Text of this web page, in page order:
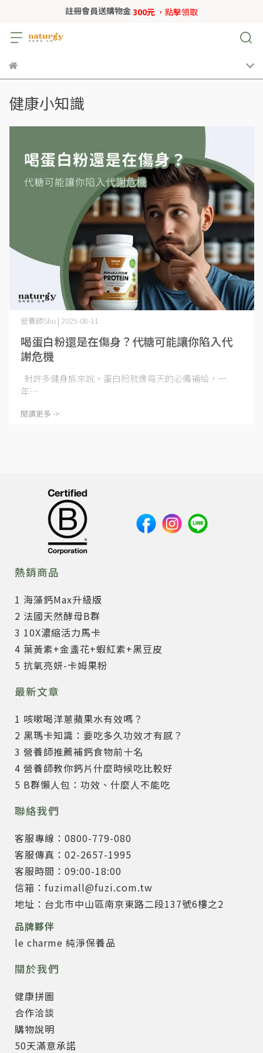
註冊會員送購物金300元 ，點擊領取
健康小知識
喝蛋白粉還是在傷身？代糖可能讓你陷入代
謝危機
營養師Shu | 2025-08-11
對許多健身族來說，蛋白粉就像每天的必備補給，一
年⋯
閱讀更多 ->
熱銷商品
1 海藻鈣Max升級版
2 法國天然酵母B群
3 10X濃縮活力馬卡
4 葉黃素+金盞花+蝦紅素+黑豆皮
5 抗氧亮妍-卡姆果粉
最新文章
1 咳嗽喝洋蔥蘋果水有效嗎？
2 黑瑪卡知識：要吃多久功效才有感？
3 營養師推薦補鈣食物前十名
4 營養師教你鈣片什麼時候吃比較好
5 B群懶人包：功效、什麼人不能吃
聯絡我們
客服專線：0800-779-080
客服傳真：02-2657-1995
客服時間：09:00-18:00
信箱：fuzimall@fuzi.com.tw
地址：台北市中山區南京東路二段137號6樓之2
品牌夥伴
le charme 純淨保養品
關於我們
健康拼圖
合作洽談
購物說明
50天滿意承諾